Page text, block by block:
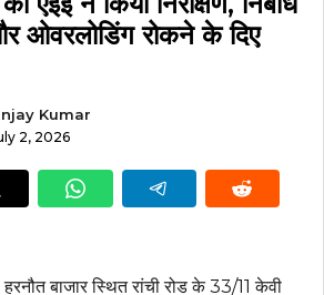
ओवरलोडिंग रोकने के दिए
Kumar
2, 2026
बाजार स्थित रांची रोड के 33/11 केवी